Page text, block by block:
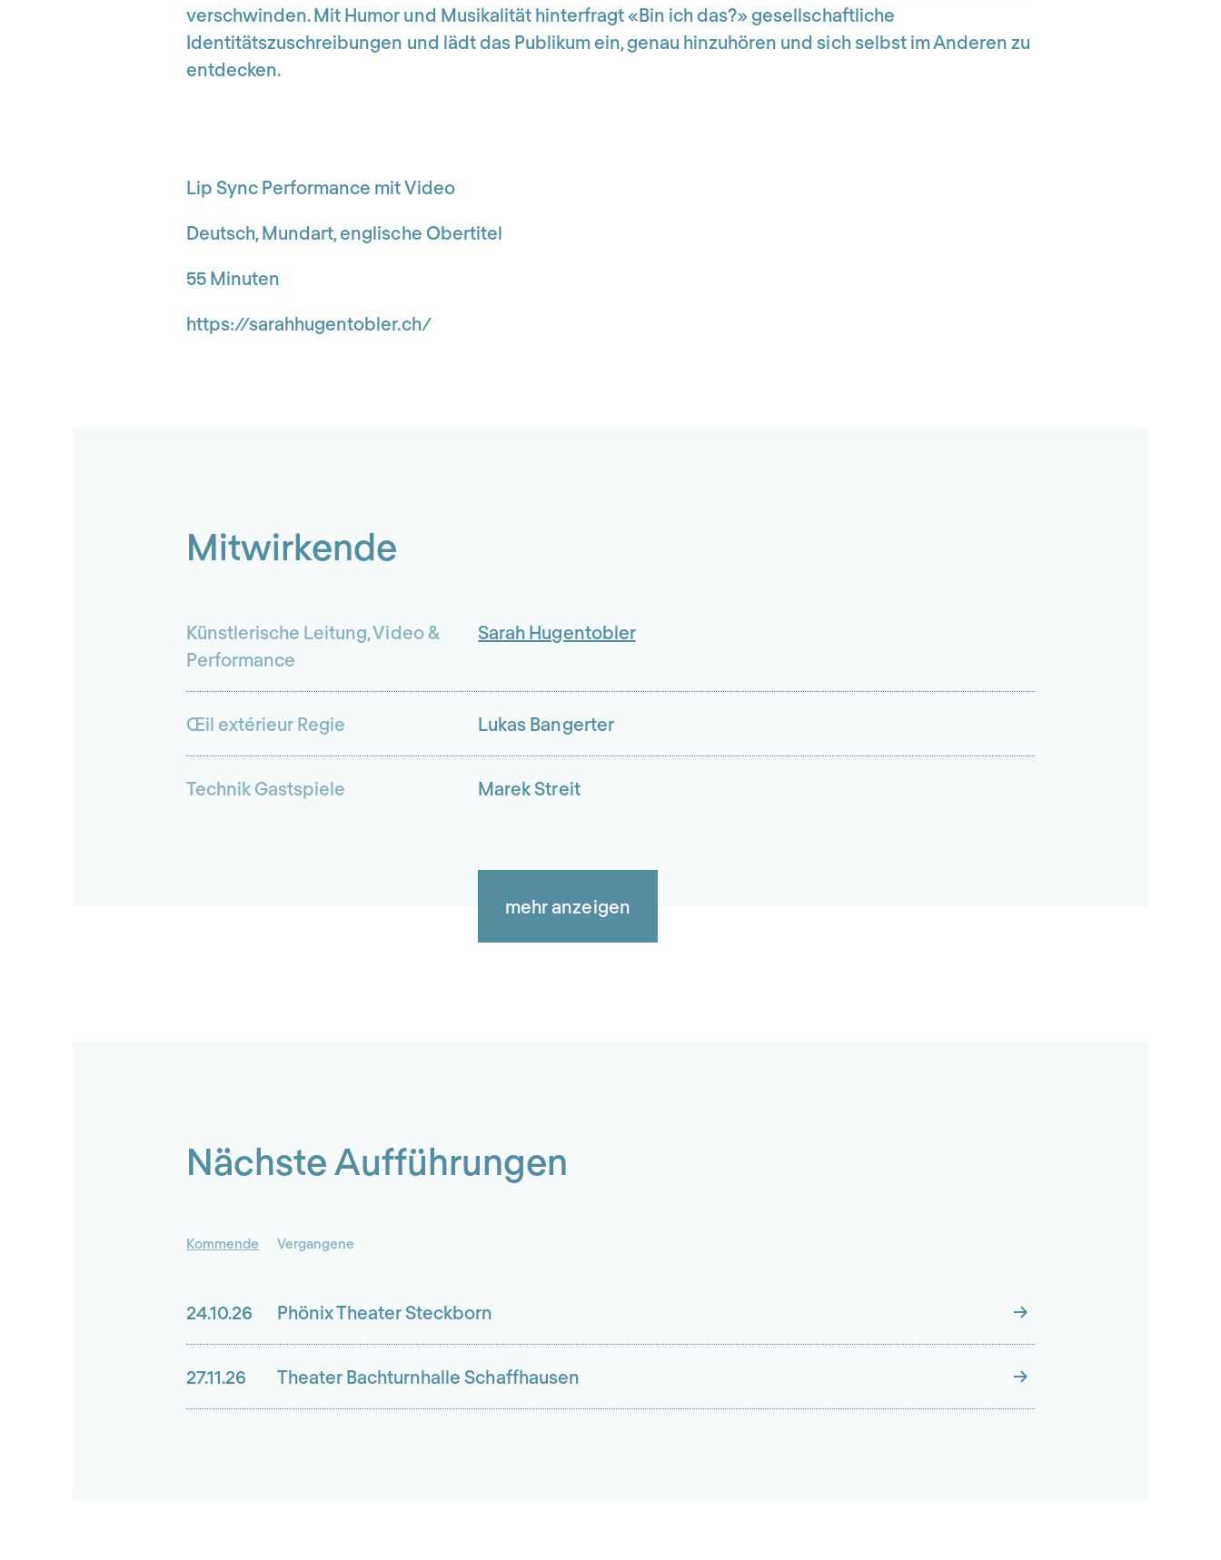
verschwinden. Mit Humor und Musikalität hinterfragt «Bin ich das?» gesellschaftliche
Identitätszuschreibungen und lädt das Publikum ein, genau hinzuhören und sich selbst im Anderen zu
entdecken.
Lip Sync Performance mit Video
Deutsch, Mundart, englische Obertitel
55 Minuten
https://sarahhugentobler.ch/
Mitwirkende
Künstlerische Leitung, Video &
Performance
Sarah Hugentobler
Œil extérieur Regie Lukas Bangerter
Technik Gastspiele Marek Streit
mehr anzeigen
Nächste Aufführungen
Kommende Vergangene
24.10.26 Phönix Theater Steckborn
27.11.26 Theater Bachturnhalle Schaffhausen